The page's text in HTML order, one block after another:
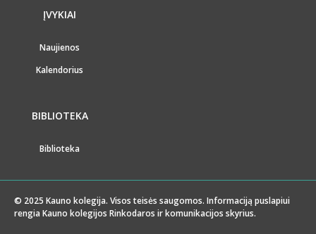
ĮVYKIAI
Naujienos
Kalendorius
BIBLIOTEKA
Biblioteka
© 2025 Kauno kolegija. Visos teisės saugomos. Informaciją puslapiui
rengia Kauno kolegijos Rinkodaros ir komunikacijos skyrius.